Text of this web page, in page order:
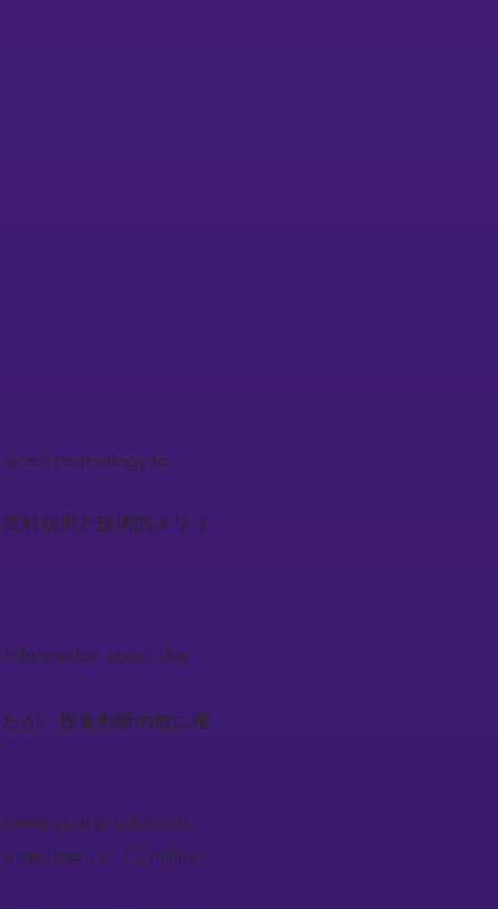
latest technology to
対効果と技術的メリッ
information about the
が、投資判断の前に投
your production
of 1.2 million